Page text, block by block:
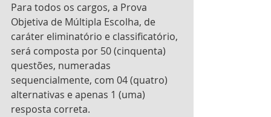
Para todos os cargos, a Prova
Objetiva de Múltipla Escolha, de
caráter eliminatório e classificatório,
será composta por 50 (cinquenta)
questões, numeradas
sequencialmente, com 04 (quatro)
alternativas e apenas 1 (uma)
resposta correta.